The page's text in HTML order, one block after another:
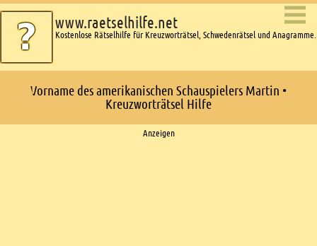
www.raetselhilfe.net
Kostenlose Rätselhilfe für Kreuzworträtsel, Schwedenrätsel und Anagramme.
Vorname des amerikanischen Schauspielers Martin •
Kreuzworträtsel Hilfe
Anzeigen